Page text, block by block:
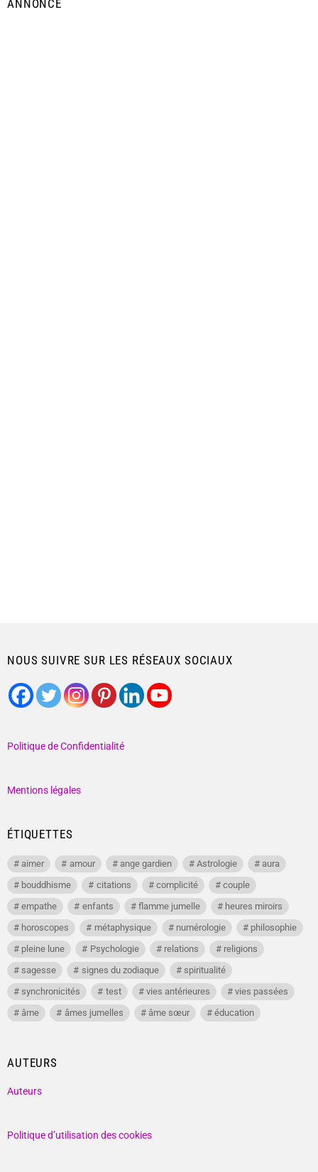
ANNONCE
NOUS SUIVRE SUR LES RÉSEAUX SOCIAUX
Politique de Confidentialité
Mentions légales
ÉTIQUETTES
aimer amour ange gardien Astrologie
aura
bouddhisme
citations complicité
couple
empathe
enfants flamme jumelle
heures miroirs
horoscopes
métaphysique numérologie
philosophie
pleine lune
Psychologie relations
religions
sagesse
signes du zodiaque
spiritualité
synchronicités
test vies antérieures
vies passées
âme
âmes jumelles âme sœur éducation
AUTEURS
Auteurs
Politique d’utilisation des cookies